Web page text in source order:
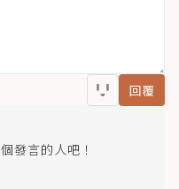
回覆
發言的人吧！